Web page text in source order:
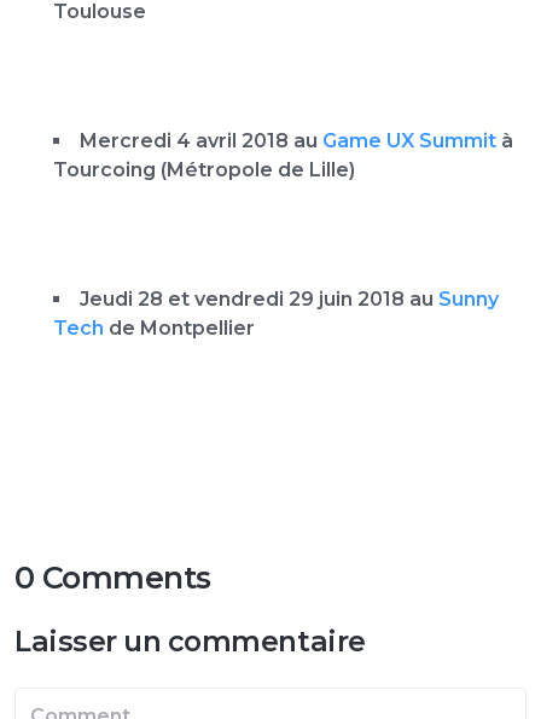
Toulouse
Mercredi 4 avril 2018 au Game UX Summit à
Tourcoing (Métropole de Lille)
Jeudi 28 et vendredi 29 juin 2018 au Sunny
Tech de Montpellier
0 Comments
Laisser un commentaire